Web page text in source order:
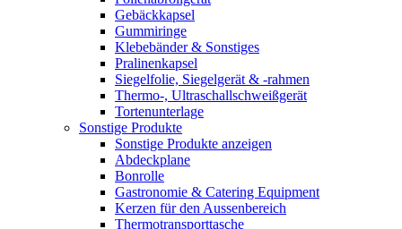
Gebäckkapsel
Gummiringe
Klebebänder & Sonstiges
Pralinenkapsel
Siegelfolie, Siegelgerät & -rahmen
Thermo-, Ultraschallschweißgerät
Tortenunterlage
Sonstige Produkte
Sonstige Produkte anzeigen
Abdeckplane
Bonrolle
Gastronomie & Catering Equipment
Kerzen für den Aussenbereich
Thermotransporttasche